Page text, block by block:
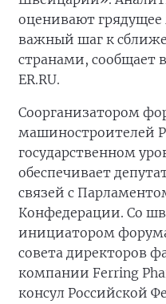
оценивают
важный шаг к
странами, сообщает
ER.RU.
Соорганизатором
машиностроителей
государственном
обеспечивает
связей с
Конфедерации. Со
инициатором
совета директоров
компании Ferring
консул Российской